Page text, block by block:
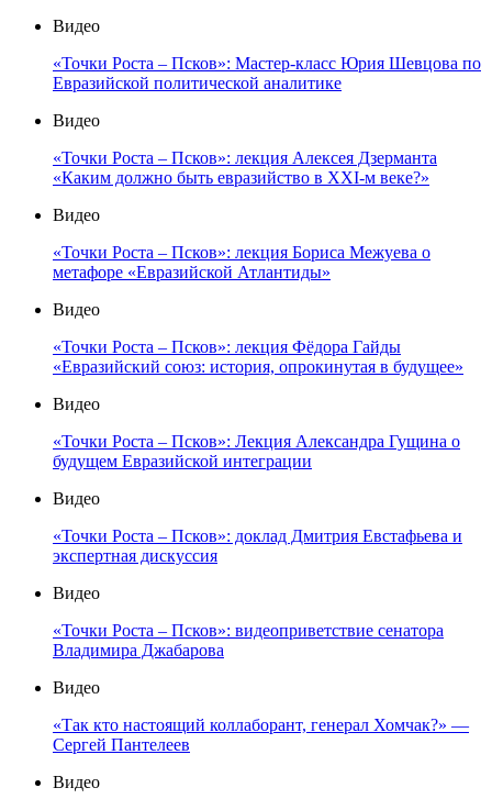
Видео
«Точки Роста – Псков»: Мастер-класс Юрия Шевцова по
Евразийской политической аналитике
Видео
«Точки Роста – Псков»: лекция Алексея Дзерманта
«Каким должно быть евразийство в XXI-м веке?»
Видео
«Точки Роста – Псков»: лекция Бориса Межуева о
метафоре «Евразийской Атлантиды»
Видео
«Точки Роста – Псков»: лекция Фёдора Гайды
«Евразийский союз: история, опрокинутая в будущее»
Видео
«Точки Роста – Псков»: Лекция Александра Гущина о
будущем Евразийской интеграции
Видео
«Точки Роста – Псков»: доклад Дмитрия Евстафьева и
экспертная дискуссия
Видео
«Точки Роста – Псков»: видеоприветствие сенатора
Владимира Джабарова
Видео
«Так кто настоящий коллаборант, генерал Хомчак?» —
Сергей Пантелеев
Видео